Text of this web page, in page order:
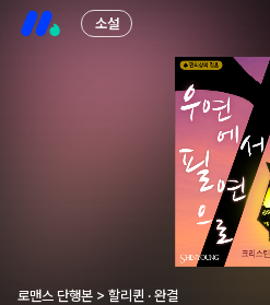
소설
로맨스 단행본 > 할리퀸 · 완결